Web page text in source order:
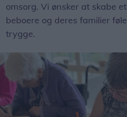
omsorg. Vi ønsker at skabe
beboere og deres familier
trygge.